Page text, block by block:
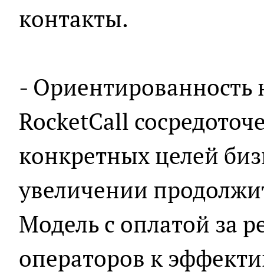
контакты.
- Ориентированность
RocketCall
конкретных целей
увеличении
Модель с оплатой за
операторов к